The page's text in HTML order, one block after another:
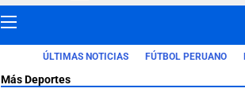
ÚLTIMAS NOTICIAS FÚTBOL PERUANO
Más Deportes